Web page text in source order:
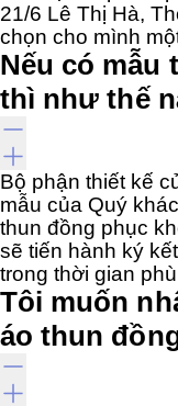
21/6 Lê Thị Hà,
chọn cho mình
Nếu có mẫu
thì như thế
Bộ phận thiết kế
mẫu của Quý
thun đồng phục
sẽ tiến hành ký
trong thời gian
Tôi muốn
áo thun